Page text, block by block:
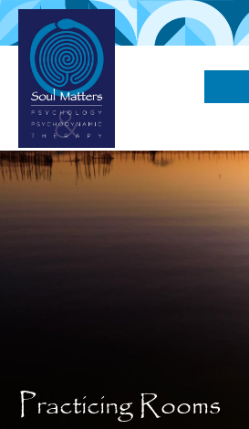
Practicing Rooms